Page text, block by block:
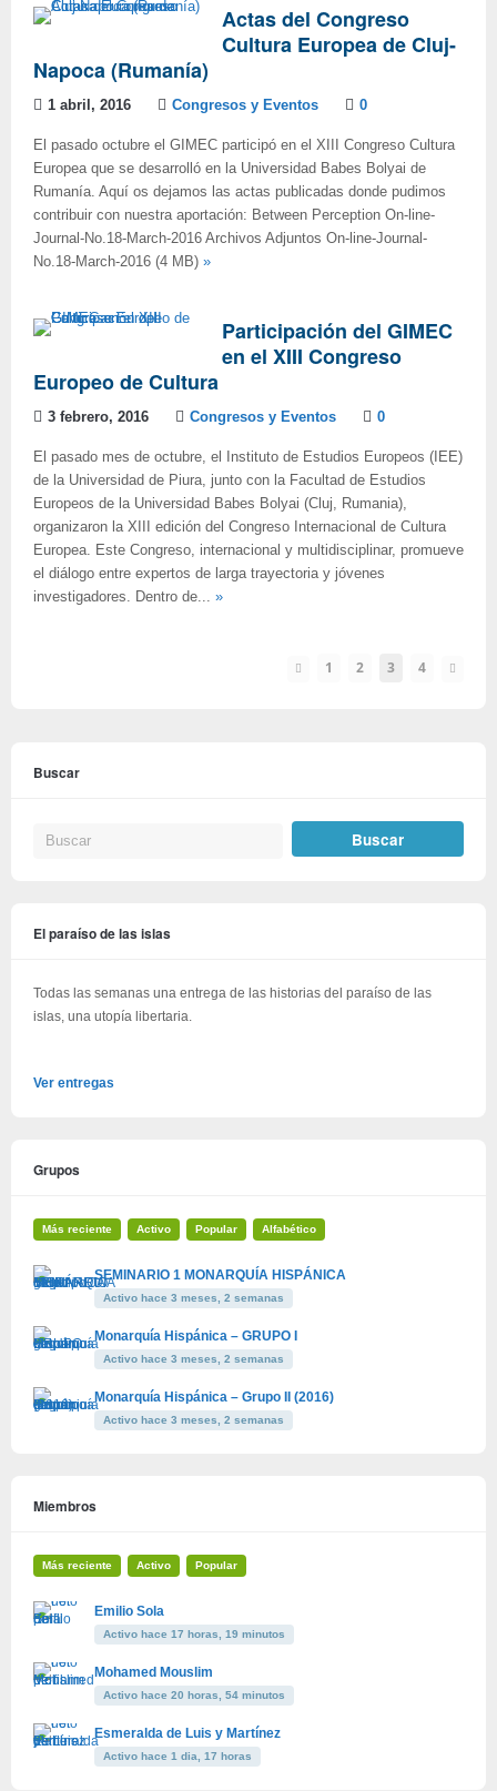
Actas del Congreso
Cultura Europea de Cluj-
Napoca (Rumanía)
1 abril, 2016 Congresos y Eventos 0
El pasado octubre el GIMEC participó en el XIII Congreso Cultura
Europea que se desarrolló en la Universidad Babes Bolyai de
Rumanía. Aquí os dejamos las actas publicadas donde pudimos
contribuir con nuestra aportación: Between Perception On-line-
Journal-No.18-March-2016 Archivos Adjuntos On-line-Journal-
No.18-March-2016 (4 MB) »
Participación del GIMEC
en el XIII Congreso
Europeo de Cultura
3 febrero, 2016 Congresos y Eventos 0
El pasado mes de octubre, el Instituto de Estudios Europeos (IEE)
de la Universidad de Piura, junto con la Facultad de Estudios
Europeos de la Universidad Babes Bolyai (Cluj, Rumania),
organizaron la XIII edición del Congreso Internacional de Cultura
Europea. Este Congreso, internacional y multidisciplinar, promueve
el diálogo entre expertos de larga trayectoria y jóvenes
investigadores. Dentro de... »
1 2 3 4
Buscar
El paraíso de las islas
Todas las semanas una entrega de las historias del paraíso de las
islas, una utopía libertaria.
Ver entregas
Grupos
Más reciente Activo Popular Alfabético
SEMINARIO 1 MONARQUÍA HISPÁNICA
Activo hace 3 meses, 2 semanas
Monarquía Hispánica – GRUPO I
Activo hace 3 meses, 2 semanas
Monarquía Hispánica – Grupo II (2016)
Activo hace 3 meses, 2 semanas
Miembros
Más reciente Activo Popular
Emilio Sola
Activo hace 17 horas, 19 minutos
Mohamed Mouslim
Activo hace 20 horas, 54 minutos
Esmeralda de Luis y Martínez
Activo hace 1 dia, 17 horas